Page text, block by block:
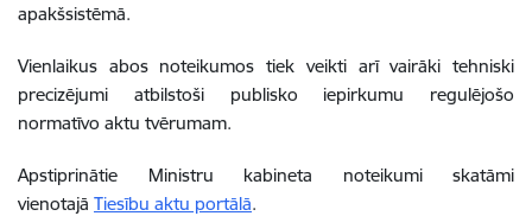
apakšsistēmā.
Vienlaikus abos noteikumos tiek veikti arī vairāki tehniski
precizējumi atbilstoši publisko iepirkumu regulējošo
normatīvo aktu tvērumam.
Apstiprinātie Ministru kabineta noteikumi skatāmi
vienotajā Tiesību aktu portālā.